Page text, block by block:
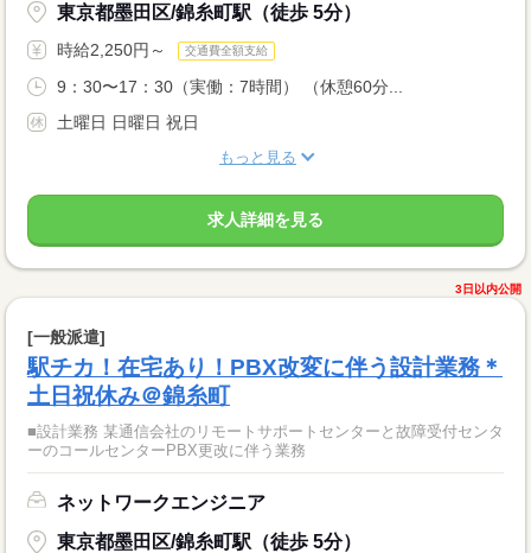
東京都墨田区/錦糸町駅（徒歩 5分）
時給2,250円～ 交通費全額支給
9：30〜17：30（実働：7時間） （休憩60分...
土曜日 日曜日 祝日
もっと見る
求人詳細を見る
3日以内公開
[一般派遣]
駅チカ！在宅あり！PBX改変に伴う設計業務＊
土日祝休み＠錦糸町
■設計業務 某通信会社のリモートサポートセンターと故障受付センタ
ーのコールセンターPBX更改に伴う業務
ネットワークエンジニア
東京都墨田区/錦糸町駅（徒歩 5分）